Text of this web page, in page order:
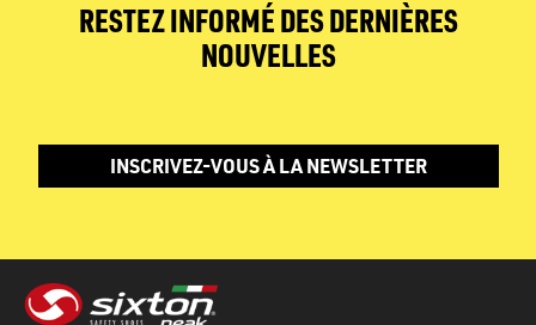
RESTEZ INFORMÉ DES DERNIÈRES
NOUVELLES
INSCRIVEZ-VOUS À LA NEWSLETTER